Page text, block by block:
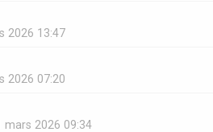
2026 13:47
2026 07:20
mars 2026 09:34